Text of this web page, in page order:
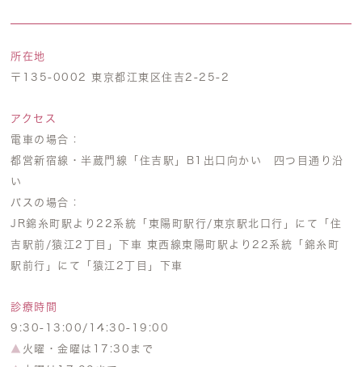
所在地
〒135-0002 東京都江東区住吉2-25-2
アクセス
電車の場合：
都営新宿線・半蔵門線「住吉駅」B1出口向かい 四つ目通り沿
い
バスの場合：
JR錦糸町駅より22系統「東陽町駅行/東京駅北口行」にて「住
吉駅前/猿江2丁目」下車 東西線東陽町駅より22系統「錦糸町
駅前行」にて「猿江2丁目」下車
診療時間
9:30-13:00/14:30-19:00
▲ 火曜・金曜は17:30まで